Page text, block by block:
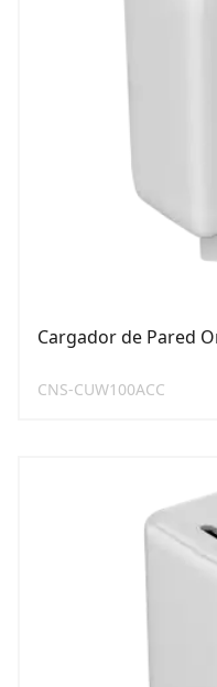
Cargador de Pared
CNS-CUW100ACC